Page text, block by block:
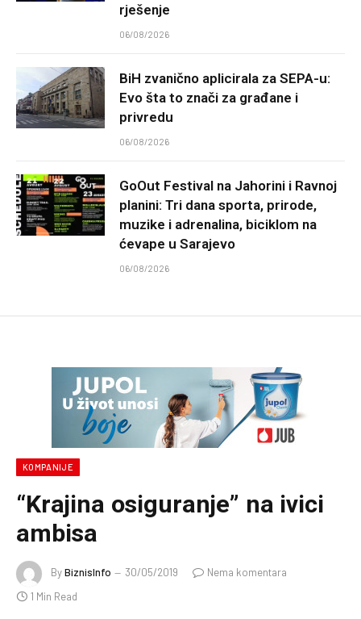
rješenje
06/08/2026
BiH zvanično aplicirala za SEPA-u:
Evo šta to znači za građane i
privredu
06/08/2026
GoOut Festival na Jahorini i Ravnoj
planini: Tri dana sporta, prirode,
muzike i adrenalina, biciklom na
ćevape u Sarajevo
06/08/2026
KOMPANIJE
“Krajina osiguranje” na ivici
ambisa
ByBiznisInfo 30/05/2019
Nema komentara
1 Min Read